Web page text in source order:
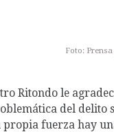
Foto:
Ritondo le
del delito
propia fuerza hay